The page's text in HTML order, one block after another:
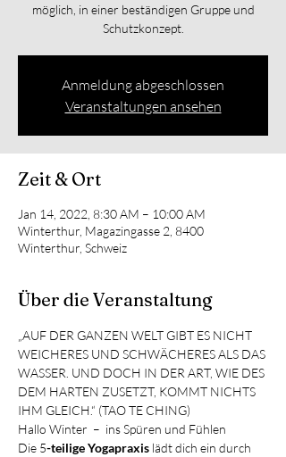
möglich, in einer beständigen Gruppe und
Anmeldung abgeschlossen
Veranstaltungen ansehen
Zeit & Ort
Jan 14, 2022, 8:30 AM – 10:00 AM
Winterthur, Magazingasse 2, 8400
Winterthur, Schweiz
Über die Veranstaltung
„AUF DER GANZEN WELT GIBT ES NICHT
WEICHERES UND SCHWÄCHERES ALS DAS
WASSER. UND DOCH IN DER ART, WIE DES
DEM HARTEN ZUSETZT, KOMMT NICHTS
IHM GLEICH.“ (TAO TE CHING)
Hallo Winter  –  ins Spüren und Fühlen
Die 5-teilige Yogapraxis lädt dich ein durch